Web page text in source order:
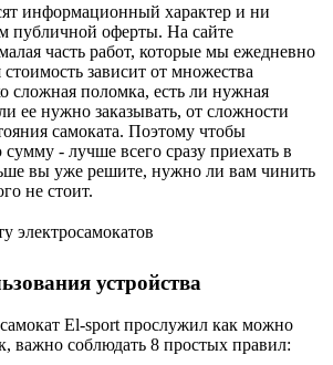
информационный характер и ни
публичной оферты. На сайте
часть работ, которые мы ежедневно
зависит от множества
сложная поломка, есть ли нужная
ее нужно заказывать, от сложности
самоката. Поэтому чтобы
- лучше всего сразу приехать в
вы уже решите, нужно ли вам чинить
не стоит.
устройства
El-sport прослужил как можно
важно соблюдать 8 простых правил: